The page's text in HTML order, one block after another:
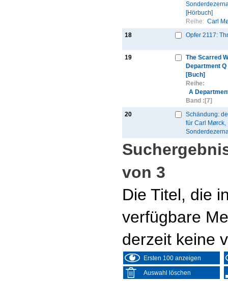
[Hörbuch]
Reihe: Carl
18 Opfer 2117:
19
The Scarred
Department
[Buch]
Reihe:
A
Band : [7]
20
Schändung:
für Carl Mørck,
von 3
Die Titel, die
verfügbare
derzeit keine